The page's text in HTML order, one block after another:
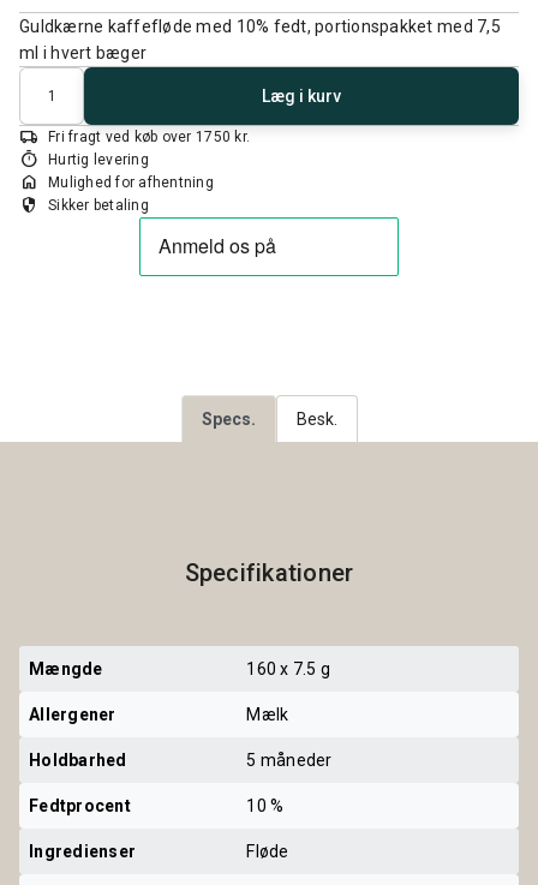
Guldkærne kaffefløde med 10% fedt, portionspakket med 7,5
ml i hvert bæger
Antal
Læg i kurv
local_shipping Fri fragt ved køb over 1750 kr.
timer Hurtig levering
home Mulighed for afhentning
security Sikker betaling
Specs. Besk.
Specifikationer
Mængde 160 x 7.5 g
Allergener Mælk
Holdbarhed 5 måneder
Fedtprocent 10 %
Ingredienser Fløde